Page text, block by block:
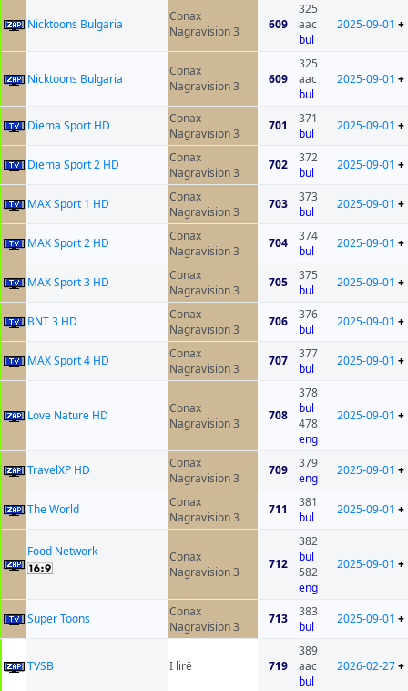
Nicktoons Bulgaria
Conax
Nagravision 3
609
325
aac
bul
2025-09-01 +
Nicktoons Bulgaria
Conax
Nagravision 3
609
325
aac
bul
2025-09-01 +
Diema Sport HD
Conax
Nagravision 3
701
371
bul
2025-09-01 +
Diema Sport 2 HD
Conax
Nagravision 3
702
372
bul
2025-09-01 +
MAX Sport 1 HD
Conax
Nagravision 3
703
373
bul
2025-09-01 +
MAX Sport 2 HD
Conax
Nagravision 3
704
374
bul
2025-09-01 +
MAX Sport 3 HD
Conax
Nagravision 3
705
375
bul
2025-09-01 +
BNT 3 HD
Conax
Nagravision 3
706
376
bul
2025-09-01 +
MAX Sport 4 HD
Conax
Nagravision 3
707
377
bul
2025-09-01 +
Love Nature HD
Conax
Nagravision 3
708
378
bul
478
eng
2025-09-01 +
TravelXP HD
Conax
Nagravision 3
709
379
eng
2025-09-01 +
The World
Conax
Nagravision 3
711
381
bul
2025-09-01 +
Food Network
Conax
Nagravision 3
712
382
bul
582
eng
2025-09-01 +
Super Toons
Conax
Nagravision 3
713
383
bul
2025-09-01 +
ТVSB I lirë 719
389
aac
bul
2026-02-27+